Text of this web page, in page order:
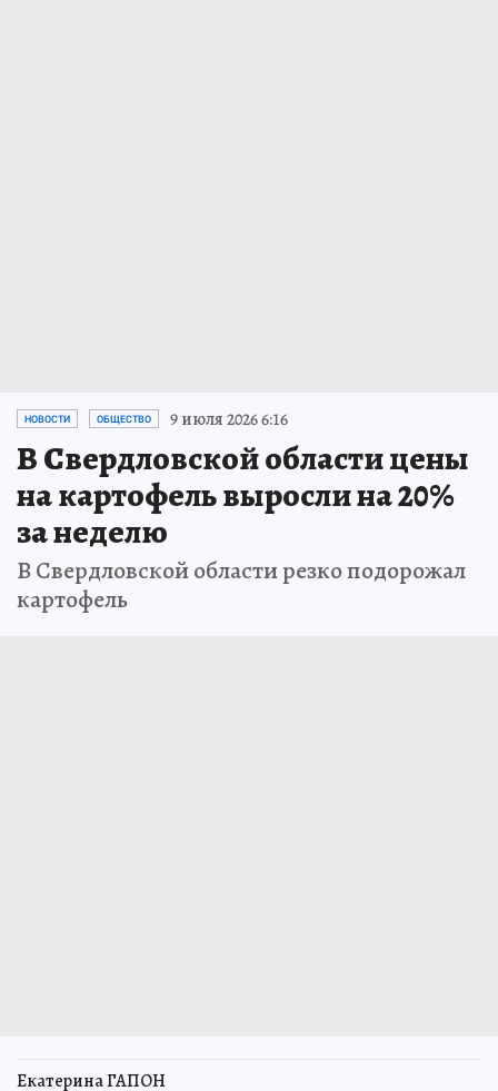
НОВОСТИ ОБЩЕСТВО 9 июля 2026 6:16
В Свердловской области цены
на картофель выросли на 20%
за неделю
В Свердловской области резко подорожал
картофель
Екатерина ГАПОН